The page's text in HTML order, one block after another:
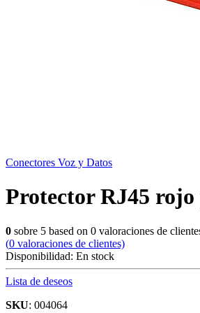
Conectores Voz y Datos
Protector RJ45
0 sobre 5 based on 0 valoraciones de
(0 valoraciones de clientes)
Disponibilidad: En stock
Lista de deseos
SKU: 004064